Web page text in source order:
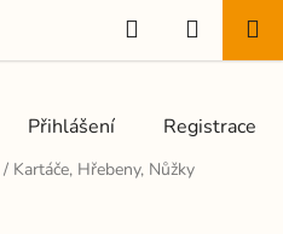
Přihlášení Registrace
Hledat
KOŠÍK
/ Kartáče, Hřebeny, Nůžky